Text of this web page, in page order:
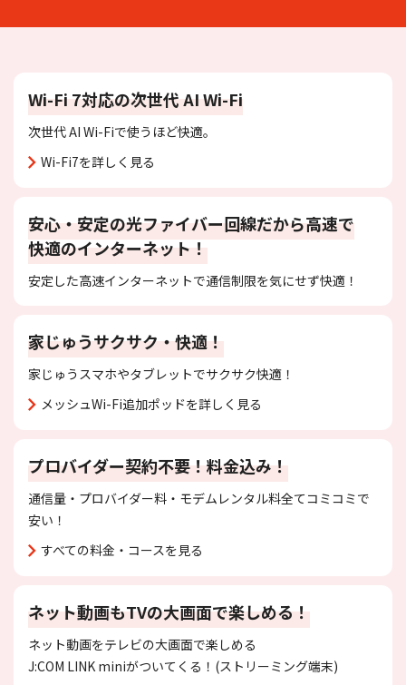
Wi-Fi 7対応の次世代 AI Wi-Fi
次世代 AI Wi-Fiで使うほど快適。
Wi-Fi7を詳しく見る
安心・安定の光ファイバー回線だから高速で
快適のインターネット！
安定した高速インターネットで通信制限を気にせず快適！
家じゅうサクサク・快適！
家じゅうスマホやタブレットでサクサク快適！
メッシュWi-Fi追加ポッドを詳しく見る
プロバイダー契約不要！料金込み！
通信量・プロバイダー料・モデムレンタル料全てコミコミで
安い！
すべての料金・コースを見る
ネット動画もTVの大画面で楽しめる！
ネット動画をテレビの大画面で楽しめる
J:COM LINK miniがついてくる！(ストリーミング端末)